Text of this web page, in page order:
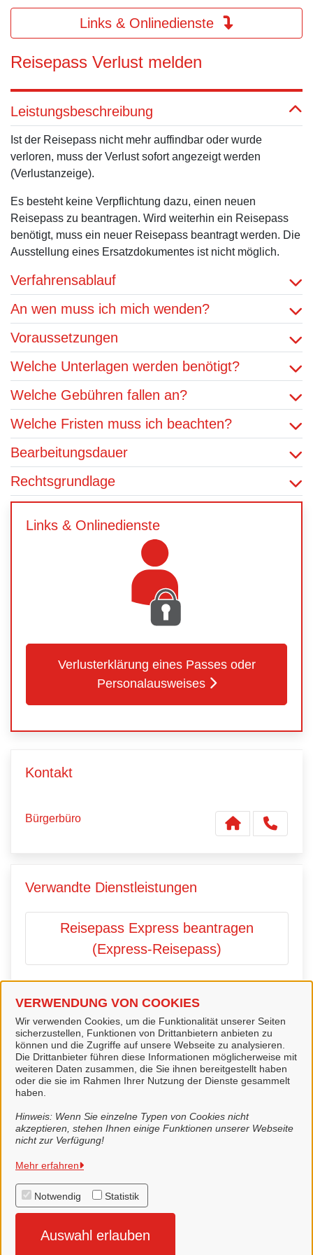
VERWENDUNG VON COOKIES
Wir verwenden Cookies, um die Funktionalität unserer Seiten
sicherzustellen, Funktionen von Drittanbietern anbieten zu
können und die Zugriffe auf unsere Webseite zu analysieren.
Die Drittanbieter führen diese Informationen möglicherweise mit
weiteren Daten zusammen, die Sie ihnen bereitgestellt haben
oder die sie im Rahmen Ihrer Nutzung der Dienste gesammelt
haben.
Hinweis: Wenn Sie einzelne Typen von Cookies nicht
akzeptieren, stehen Ihnen einige Funktionen unserer Webseite
nicht zur Verfügung!
Mehr erfahren
Notwendig Statistik
Auswahl erlauben
Links & Onlinedienste
Reisepass Verlust melden
Leistungsbeschreibung
Ist der Reisepass nicht mehr auffindbar oder wurde
verloren, muss der Verlust sofort angezeigt werden
(Verlustanzeige).
Es besteht keine Verpflichtung dazu, einen neuen
Reisepass zu beantragen. Wird weiterhin ein Reisepass
benötigt, muss ein neuer Reisepass beantragt werden. Die
Ausstellung eines Ersatzdokumentes ist nicht möglich.
Verfahrensablauf
An wen muss ich mich wenden?
Voraussetzungen
Welche Unterlagen werden benötigt?
Welche Gebühren fallen an?
Welche Fristen muss ich beachten?
Bearbeitungsdauer
Rechtsgrundlage
Links & Onlinedienste
Verlusterklärung eines Passes oder
Personalausweises
Kontakt
Bürgerbüro
Verwandte Dienstleistungen
Reisepass Express beantragen
(Express-Reisepass)
Reisepass beantragen
Reisepass vorläufig beantragen
(Vorläufiger Reisepass)
Stadt Lingen (Ems)
Alle Rechte vorbehalten